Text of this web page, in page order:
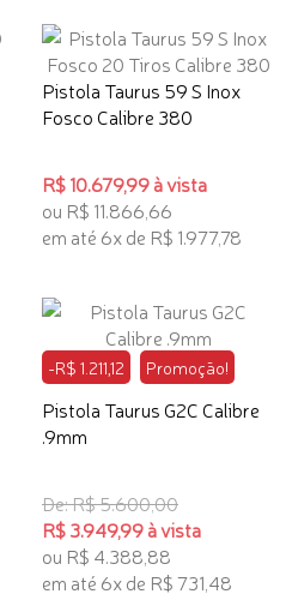
Pistola Taurus 59 S Inox
Fosco Calibre 380
R$ 10.679,99 à vista
ou R$ 11.866,66
em até 6x de R$ 1.977,78
-R$ 1.211,12 Promoção!
Pistola Taurus G2C Calibre
.9mm
De: R$ 5.600,00
R$ 3.949,99 à vista
ou R$ 4.388,88
em até 6x de R$ 731,48